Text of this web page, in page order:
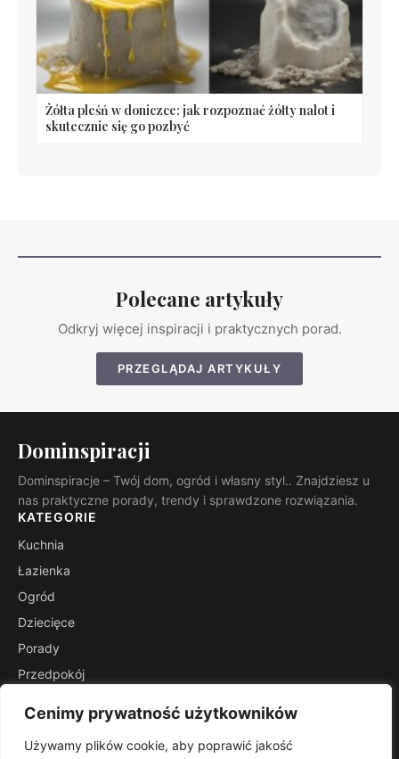
Cenimy prywatność użytkowników
Używamy plików cookie, aby poprawić jakość
Żółta pleśń w doniczce: jak rozpoznać żółty nalot i
skutecznie się go pozbyć
Polecane artykuły
Odkryj więcej inspiracji i praktycznych porad.
PRZEGLĄDAJ ARTYKUŁY
Dominspiracji
Dominspiracje – Twój dom, ogród i własny styl.. Znajdziesz u
nas praktyczne porady, trendy i sprawdzone rozwiązania.
KATEGORIE
Kuchnia
Łazienka
Ogród
Dziecięce
Porady
Przedpokój
INFORMACJE